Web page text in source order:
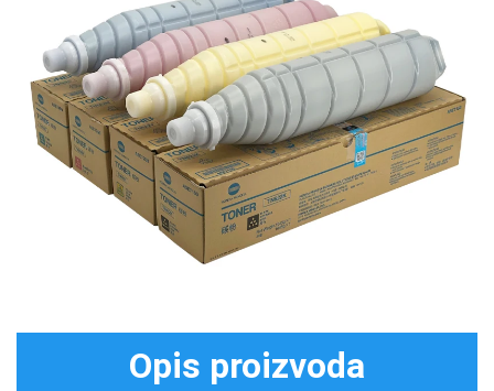
Opis proizvoda